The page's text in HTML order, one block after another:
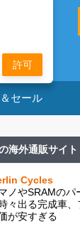
セール
海外通販サイト
Cycles
ノやSRAMのパ
々出る完成車
が安すぎる
許可